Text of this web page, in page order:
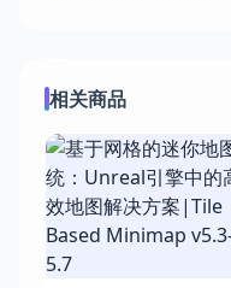
相关商品